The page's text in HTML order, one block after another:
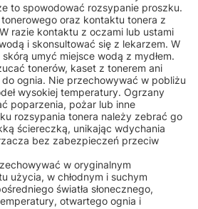
to spowodować rozsypanie proszku.
oraz kontaktu tonera z
razie kontaktu z oczami lub ustami
i skonsultować się z lekarzem. W
umyć miejsce wodą z mydłem.
tonerów, kaset z tonerem ani
ognia. Nie przechowywać w pobliżu
wysokiej temperatury. Ogrzany
poparzenia, pożar lub inne
rozsypania tonera należy zebrać go
ściereczką, unikając wdychania
bez zabezpieczeń przeciw
w oryginalnym
użycia, w chłodnym i suchym
światła słonecznego,
otwartego ognia i